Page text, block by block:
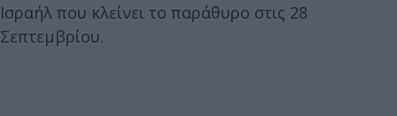
Ισραήλ που κλείνει το παράθυρο στις 28
Σεπτεμβρίου.